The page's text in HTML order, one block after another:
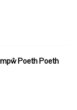
Poeth Poeth